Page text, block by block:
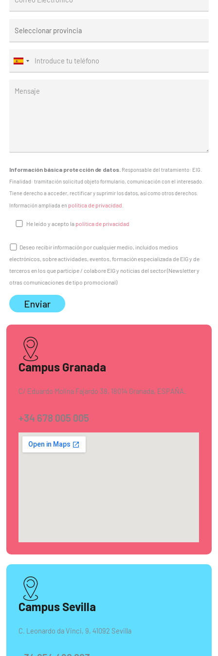
Información básica protección de datos. Responsable del tratamiento: EIG.
Finalidad: tramitación solicitud objeto formulario, comunicación con el interesado.
Tiene derecho a acceder, rectificar y suprimir los datos, así como otros derechos.
Información ampliada en política de privacidad
He leído y acepto la política de privacidad
Deseo recibir información por cualquier medio, incluidos medios
electrónicos, sobre actividades, eventos, formación especializada de EIG y de
terceros en los que participe / colabore EIG y noticias del sector (Newsletter y
otras comunicaciones de tipo promocional)
Campus Granada
C/ Eduardo Molina Fajardo 38, 18014 Granada, ESPAÑA.
+34 678 005 005
Campus Sevilla
C. Leonardo da Vinci, 9, 41092 Sevilla